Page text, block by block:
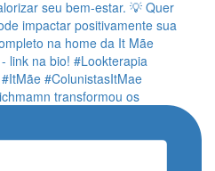
transformou os